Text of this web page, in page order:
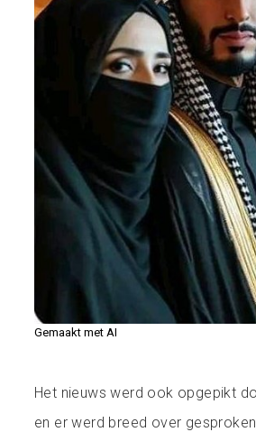
Gemaakt met AI
Het nieuws werd ook opgepikt
en er werd breed over